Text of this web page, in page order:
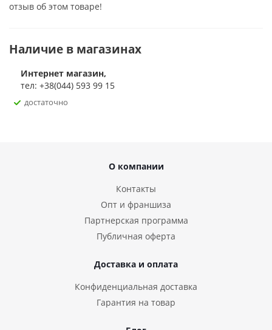
отзыв об этом товаре!
Наличие в магазинах
Интернет магазин,
тел: +38(044) 593 99 15
достаточно
О компании
Контакты
Опт и франшиза
Партнерская программа
Публичная оферта
Доставка и оплата
Конфиденциальная доставка
Гарантия на товар